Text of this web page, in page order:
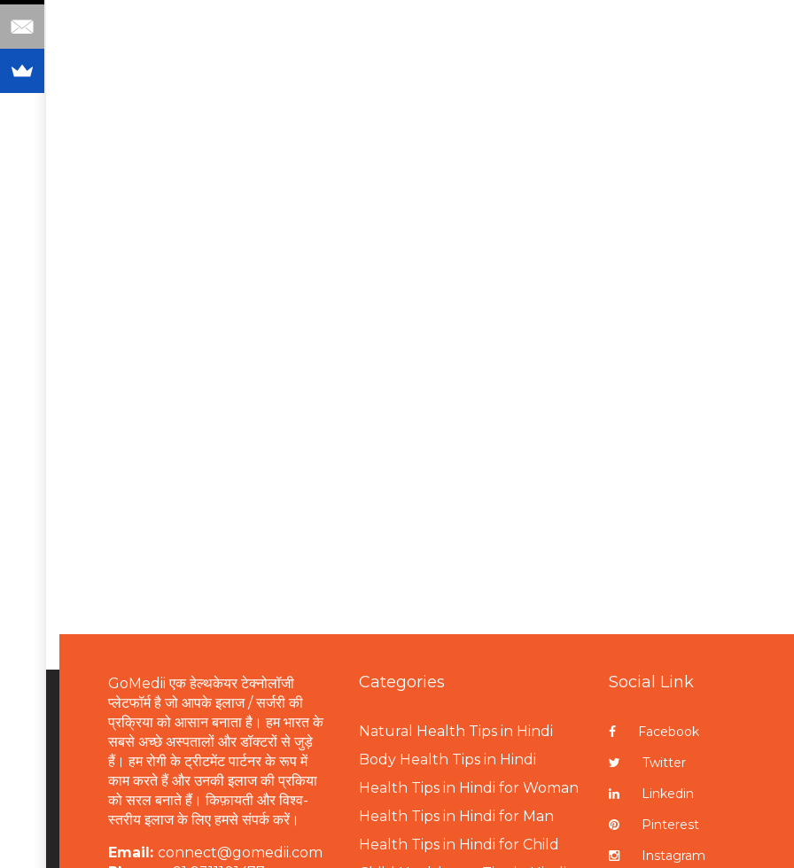
GoMedii एक हेल्थकेयर टेक्नोलॉजी
प्लेटफॉर्म है जो आपके इलाज / सर्जरी की
प्रक्रिया को आसान बनाता है। हम भारत के
सबसे अच्छे अस्पतालों और डॉक्टरों से जुड़े
हैं। हम रोगी के ट्रीटमेंट पार्टनर के रूप में
काम करते हैं और उनकी इलाज की प्रकिया
को सरल बनाते हैं। किफ़ायती और विश्व-
स्तरीय इलाज के लिए हमसे संपर्क करें।
Email: connect@gomedii.com
Categories
Natural Health Tips in Hindi
Body Health Tips in Hindi
Health Tips in Hindi for Woman
Health Tips in Hindi for Man
Health Tips in Hindi for Child
Social Link
Facebook
Twitter
Linkedin
Pinterest
Instagram